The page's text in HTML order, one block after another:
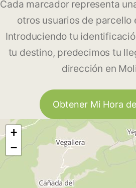
Cada marcador representa
otros usuarios de parcello
Introduciendo tu
tu destino, predecimos tu
dirección en
Obtener Mi Hora
+
−